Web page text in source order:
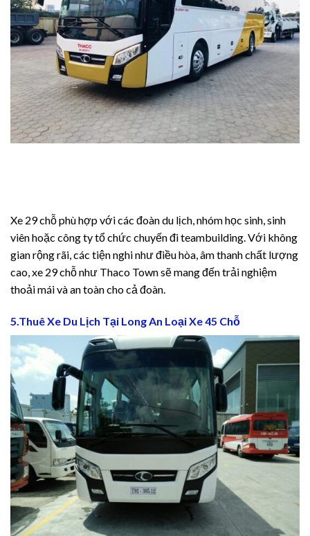
Xe 29 chỗ phù hợp với các đoàn du lịch, nhóm học sinh, sinh
viên hoặc công ty tổ chức chuyến đi teambuilding. Với không
gian rộng rãi, các tiện nghi như điều hòa, âm thanh chất lượng
cao, xe 29 chỗ như Thaco Town sẽ mang đến trải nghiệm
thoải mái và an toàn cho cả đoàn.
5.Thuê Xe Du Lịch Tại Long An Loại Xe 45 Chỗ